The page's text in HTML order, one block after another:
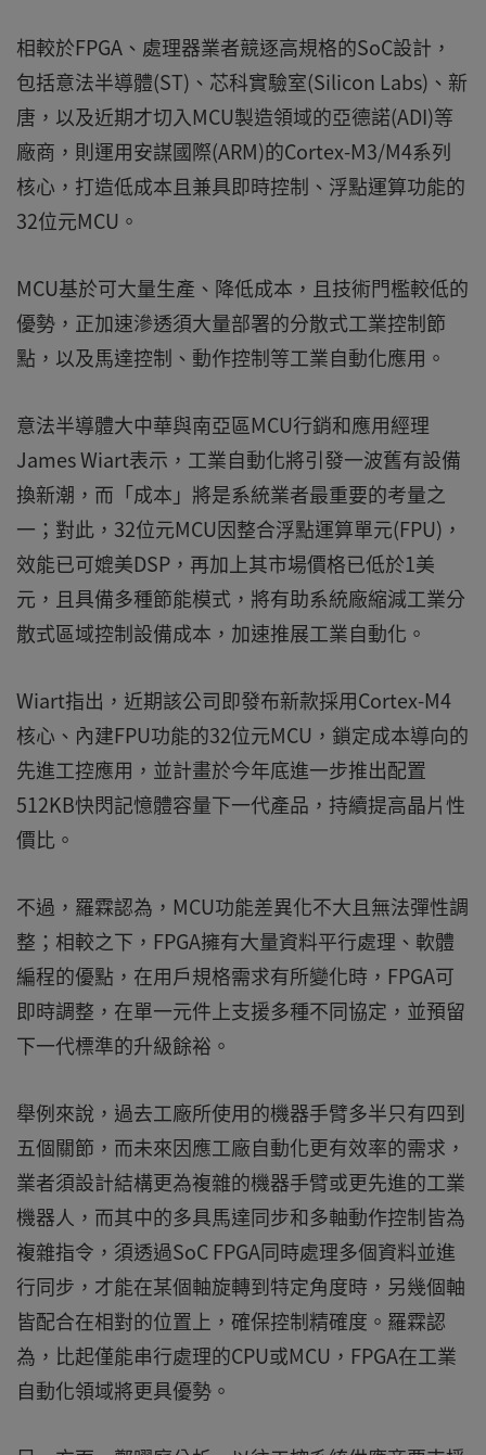
相較於FPGA、處理器業者競逐高規格的SoC設計，
包括意法半導體(ST)、芯科實驗室(Silicon Labs)、新
唐，以及近期才切入MCU製造領域的亞德諾(ADI)等
廠商，則運用安謀國際(ARM)的Cortex-M3/M4系列
核心，打造低成本且兼具即時控制、浮點運算功能的
32位元MCU。
MCU基於可大量生產、降低成本，且技術門檻較低的
優勢，正加速滲透須大量部署的分散式工業控制節
點，以及馬達控制、動作控制等工業自動化應用。
意法半導體大中華與南亞區MCU行銷和應用經理
James Wiart表示，工業自動化將引發一波舊有設備
換新潮，而「成本」將是系統業者最重要的考量之
一；對此，32位元MCU因整合浮點運算單元(FPU)，
效能已可媲美DSP，再加上其市場價格已低於1美
元，且具備多種節能模式，將有助系統廠縮減工業分
散式區域控制設備成本，加速推展工業自動化。
Wiart指出，近期該公司即發布新款採用Cortex-M4
核心、內建FPU功能的32位元MCU，鎖定成本導向的
先進工控應用，並計畫於今年底進一步推出配置
512KB快閃記憶體容量下一代產品，持續提高晶片性
價比。
不過，羅霖認為，MCU功能差異化不大且無法彈性調
整；相較之下，FPGA擁有大量資料平行處理、軟體
編程的優點，在用戶規格需求有所變化時，FPGA可
即時調整，在單一元件上支援多種不同協定，並預留
下一代標準的升級餘裕。
舉例來說，過去工廠所使用的機器手臂多半只有四到
五個關節，而未來因應工廠自動化更有效率的需求，
業者須設計結構更為複雜的機器手臂或更先進的工業
機器人，而其中的多具馬達同步和多軸動作控制皆為
複雜指令，須透過SoC FPGA同時處理多個資料並進
行同步，才能在某個軸旋轉到特定角度時，另幾個軸
皆配合在相對的位置上，確保控制精確度。羅霖認
為，比起僅能串行處理的CPU或MCU，FPGA在工業
自動化領域將更具優勢。